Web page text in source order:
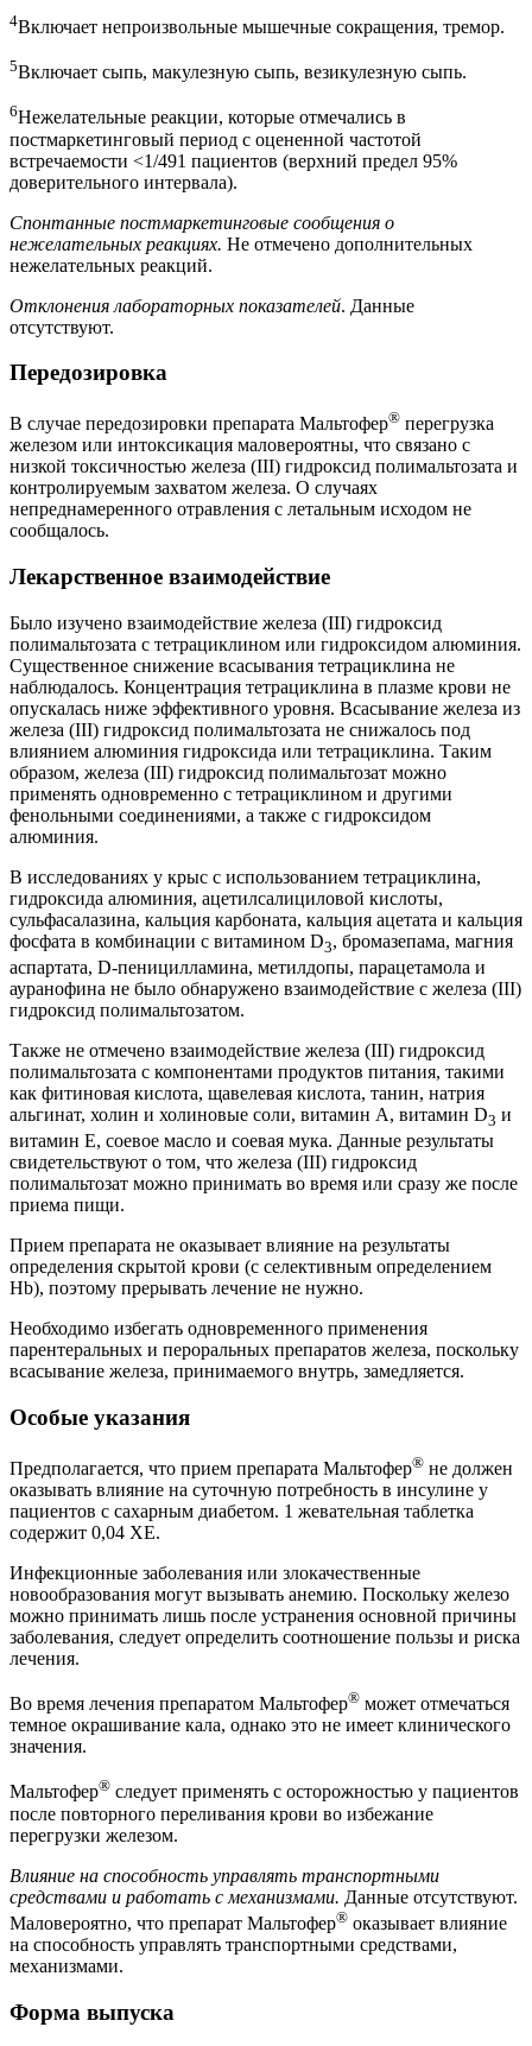
4Включает непроизвольные мышечные сокращения, тремор.
5Включает сыпь, макулезную сыпь, везикулезную сыпь.
6Нежелательные реакции, которые отмечались в
постмаркетинговый период с оцененной частотой
встречаемости <1/491 пациентов (верхний предел 95%
доверительного интервала).
Спонтанные постмаркетинговые сообщения о
нежелательных реакциях. Не отмечено дополнительных
нежелательных реакций.
Отклонения лабораторных показателей. Данные
отсутствуют.
Передозировка
В случае передозировки препарата Мальтофер® перегрузка
железом или интоксикация маловероятны, что связано с
низкой токсичностью железа (III) гидроксид полимальтозата и
контролируемым захватом железа. О случаях
непреднамеренного отравления с летальным исходом не
сообщалось.
Лекарственное взаимодействие
Было изучено взаимодействие железа (III) гидроксид
полимальтозата с тетрациклином или гидроксидом алюминия.
Существенное снижение всасывания тетрациклина не
наблюдалось. Концентрация тетрациклина в плазме крови не
опускалась ниже эффективного уровня. Всасывание железа из
железа (III) гидроксид полимальтозата не снижалось под
влиянием алюминия гидроксида или тетрациклина. Таким
образом, железа (III) гидроксид полимальтозат можно
применять одновременно с тетрациклином и другими
фенольными соединениями, а также с гидроксидом
алюминия.
В исследованиях у крыс с использованием тетрациклина,
гидроксида алюминия, ацетилсалициловой кислоты,
сульфасалазина, кальция карбоната, кальция ацетата и кальция
фосфата в комбинации с витамином D3, бромазепама, магния
аспартата, D-пеницилламина, метилдопы, парацетамола и
ауранофина не было обнаружено взаимодействие с железа (III)
гидроксид полимальтозатом.
Также не отмечено взаимодействие железа (III) гидроксид
полимальтозата с компонентами продуктов питания, такими
как фитиновая кислота, щавелевая кислота, танин, натрия
альгинат, холин и холиновые соли, витамин А, витамин D3 и
витамин Е, соевое масло и соевая мука. Данные результаты
свидетельствуют о том, что железа (III) гидроксид
полимальтозат можно принимать во время или сразу же после
приема пищи.
Прием препарата не оказывает влияние на результаты
определения скрытой крови (с селективным определением
Hb), поэтому прерывать лечение не нужно.
Необходимо избегать одновременного применения
парентеральных и пероральных препаратов железа, поскольку
всасывание железа, принимаемого внутрь, замедляется.
Особые указания
Предполагается, что прием препарата Мальтофер® не должен
оказывать влияние на суточную потребность в инсулине у
пациентов с сахарным диабетом. 1 жевательная таблетка
содержит 0,04 ХЕ.
Инфекционные заболевания или злокачественные
новообразования могут вызывать анемию. Поскольку железо
можно принимать лишь после устранения основной причины
заболевания, следует определить соотношение пользы и риска
лечения.
Во время лечения препаратом Мальтофер® может отмечаться
темное окрашивание кала, однако это не имеет клинического
значения.
Мальтофер® следует применять с осторожностью у пациентов
после повторного переливания крови во избежание
перегрузки железом.
Влияние на способность управлять транспортными
средствами и работать с механизмами. Данные отсутствуют.
Маловероятно, что препарат Мальтофер® оказывает влияние
на способность управлять транспортными средствами,
механизмами.
Форма выпуска